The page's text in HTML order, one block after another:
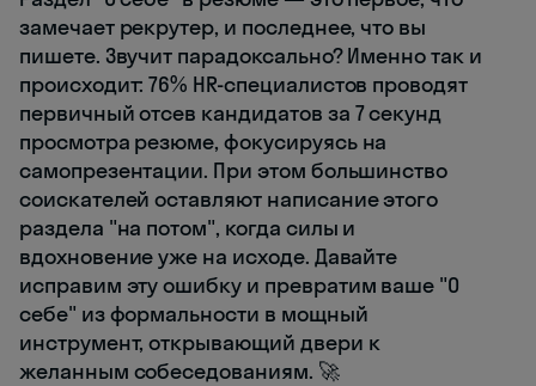
замечает рекрутер, и последнее, что вы
пишете. Звучит парадоксально? Именно так и
происходит: 76% HR-специалистов проводят
первичный отсев кандидатов за 7 секунд
просмотра резюме, фокусируясь на
самопрезентации. При этом большинство
соискателей оставляют написание этого
раздела "на потом", когда силы и
вдохновение уже на исходе. Давайте
исправим эту ошибку и превратим ваше "О
себе" из формальности в мощный
инструмент, открывающий двери к
желанным собеседованиям. 🚀